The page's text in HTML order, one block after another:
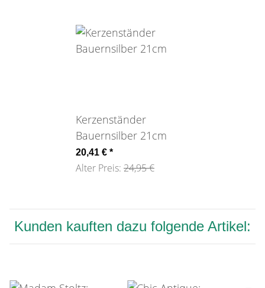
Kerzenständer
Bauernsilber 21cm
20,41 € *
Alter Preis: 24,95 €
Kunden kauften dazu folgende Artikel: